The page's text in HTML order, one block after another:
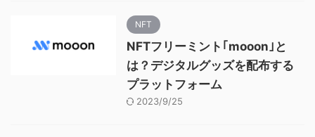
NFT
NFTフリーミント｢mooon｣と
は？デジタルグッズを配布する
プラットフォーム
2023/9/25